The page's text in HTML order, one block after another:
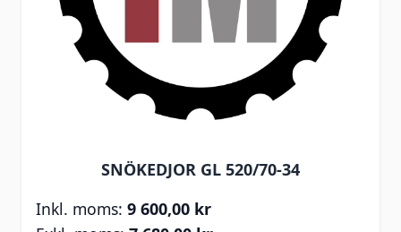
SNÖKEDJOR GL 520/70-34
9 600,00 kr